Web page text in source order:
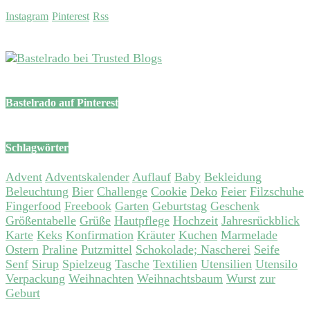
Instagram Pinterest Rss
Bastelrado auf Pinterest
Schlagwörter
Advent Adventskalender Auflauf Baby Bekleidung
Beleuchtung Bier Challenge Cookie Deko Feier Filzschuhe
Fingerfood Freebook Garten Geburtstag Geschenk
Größentabelle Grüße Hautpflege Hochzeit Jahresrückblick
Karte Keks Konfirmation Kräuter Kuchen Marmelade
Ostern Praline Putzmittel Schokolade; Nascherei Seife
Senf Sirup Spielzeug Tasche Textilien Utensilien Utensilo
Verpackung Weihnachten Weihnachtsbaum Wurst zur
Geburt